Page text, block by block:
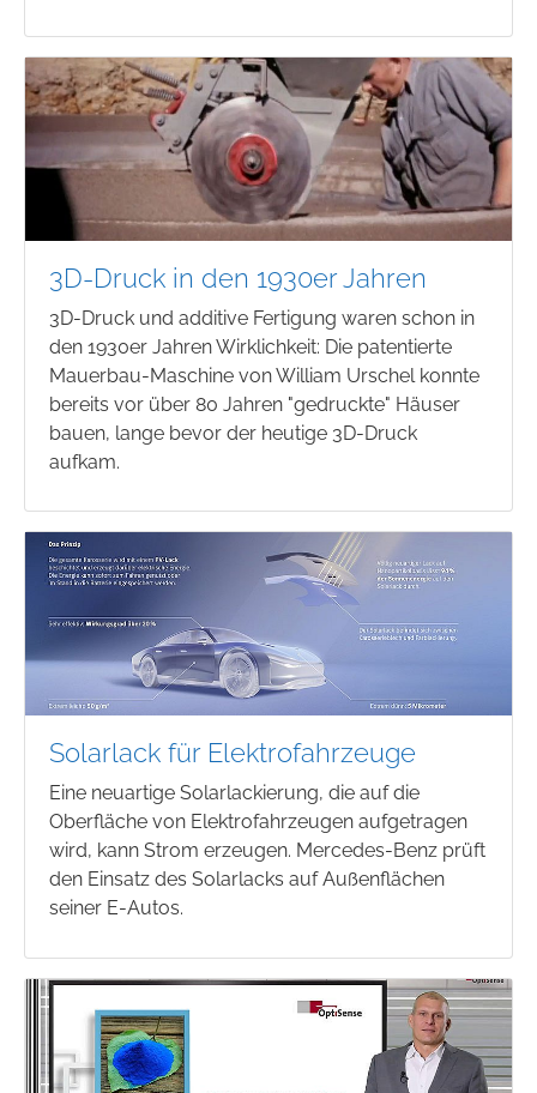
3D-Druck in den 1930er Jahren
3D-Druck und additive Fertigung waren schon in
den 1930er Jahren Wirklichkeit: Die patentierte
Mauerbau-Maschine von William Urschel konnte
bereits vor über 80 Jahren "gedruckte" Häuser
bauen, lange bevor der heutige 3D-Druck
aufkam.
Solarlack für Elektrofahrzeuge
Eine neuartige Solarlackierung, die auf die
Oberfläche von Elektrofahrzeugen aufgetragen
wird, kann Strom erzeugen. Mercedes-Benz prüft
den Einsatz des Solarlacks auf Außenflächen
seiner E-Autos.